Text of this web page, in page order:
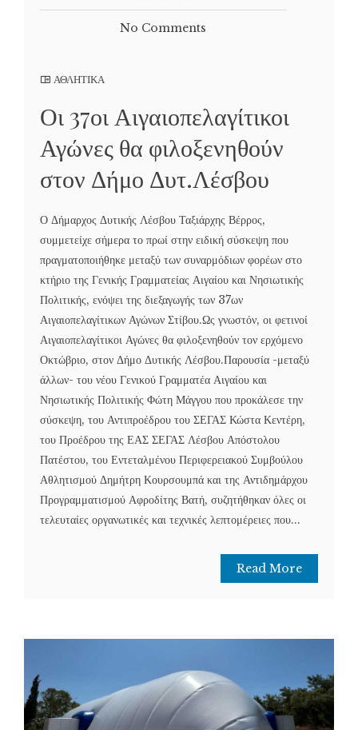
No Comments
ΑΘΛΗΤΙΚΑ
Οι 37οι Αιγαιοπελαγίτικοι
Αγώνες θα φιλοξενηθούν
στον Δήμο Δυτ.Λέσβου
Ο Δήμαρχος Δυτικής Λέσβου Ταξιάρχης Βέρρος,
συμμετείχε σήμερα το πρωί στην ειδική σύσκεψη που
πραγματοποιήθηκε μεταξύ των συναρμόδιων φορέων στο
κτήριο της Γενικής Γραμματείας Αιγαίου και Νησιωτικής
Πολιτικής, ενόψει της διεξαγωγής των 37ων
Αιγαιοπελαγίτικων Αγώνων Στίβου.Ως γνωστόν, οι φετινοί
Αιγαιοπελαγίτικοι Αγώνες θα φιλοξενηθούν τον ερχόμενο
Οκτώβριο, στον Δήμο Δυτικής Λέσβου.Παρουσία -μεταξύ
άλλων- του νέου Γενικού Γραμματέα Αιγαίου και
Νησιωτικής Πολιτικής Φώτη Μάγγου που προκάλεσε την
σύσκεψη, του Αντιπροέδρου του ΣΕΓΑΣ Κώστα Κεντέρη,
του Προέδρου της ΕΑΣ ΣΕΓΑΣ Λέσβου Απόστολου
Πατέστου, του Εντεταλμένου Περιφερειακού Συμβούλου
Αθλητισμού Δημήτρη Κουρσουμπά και της Αντιδημάρχου
Προγραμματισμού Αφροδίτης Βατή, συζητήθηκαν όλες οι
τελευταίες οργανωτικές και τεχνικές λεπτομέρειες που...
Read More